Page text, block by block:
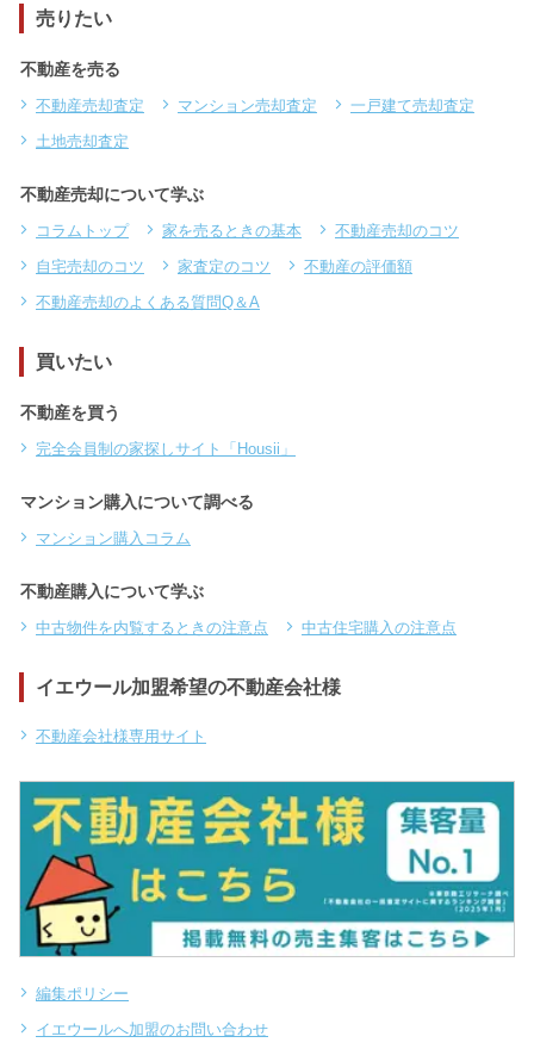
売りたい
不動産を売る
不動産売却査定 マンション売却査定
一戸建て売却査定
土地売却査定
不動産売却について学ぶ
コラムトップ 家を売るときの基本
不動産売却のコツ
自宅売却のコツ
家査定のコツ
不動産の評価額
不動産売却のよくある質問Q＆A
買いたい
不動産を買う
完全会員制の家探しサイト「Housii」
マンション購入について調べる
マンション購入コラム
不動産購入について学ぶ
中古物件を内覧するときの注意点 中古住宅購入の注意点
イエウール加盟希望の不動産会社様
不動産会社様専用サイト
編集ポリシー
イエウールへ加盟のお問い合わせ